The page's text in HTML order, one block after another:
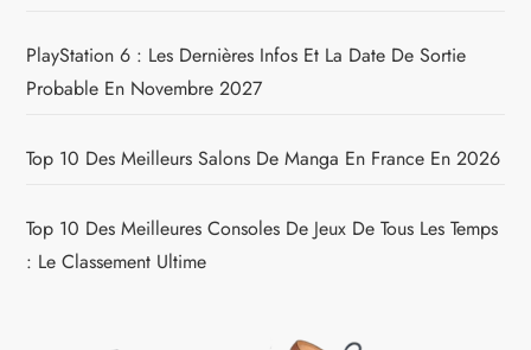
PlayStation 6 : Les Dernières Infos Et La Date De Sortie
Probable En Novembre 2027
Top 10 Des Meilleurs Salons De Manga En France En 2026
Top 10 Des Meilleures Consoles De Jeux De Tous Les Temps
: Le Classement Ultime